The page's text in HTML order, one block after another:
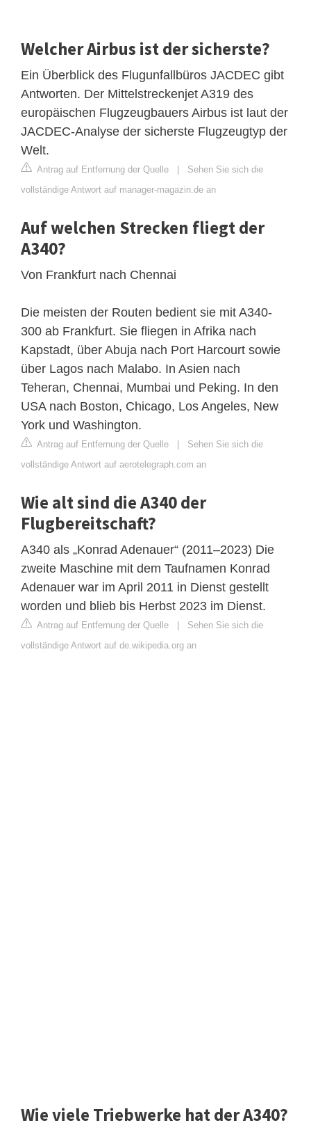
Welcher Airbus ist der sicherste?
Ein Überblick des Flugunfallbüros JACDEC gibt
Antworten. Der Mittelstreckenjet A319 des
europäischen Flugzeugbauers Airbus ist laut der
JACDEC-Analyse der sicherste Flugzeugtyp der
Welt.
Antrag auf Entfernung der Quelle | Sehen Sie sich die
vollständige Antwort auf manager-magazin.de an
Auf welchen Strecken fliegt der
A340?
Von Frankfurt nach Chennai
Die meisten der Routen bedient sie mit A340-
300 ab Frankfurt. Sie fliegen in Afrika nach
Kapstadt, über Abuja nach Port Harcourt sowie
über Lagos nach Malabo. In Asien nach
Teheran, Chennai, Mumbai und Peking. In den
USA nach Boston, Chicago, Los Angeles, New
York und Washington.
Antrag auf Entfernung der Quelle | Sehen Sie sich die
vollständige Antwort auf aerotelegraph.com an
Wie alt sind die A340 der
Flugbereitschaft?
A340 als „Konrad Adenauer“ (2011–2023) Die
zweite Maschine mit dem Taufnamen Konrad
Adenauer war im April 2011 in Dienst gestellt
worden und blieb bis Herbst 2023 im Dienst.
Antrag auf Entfernung der Quelle | Sehen Sie sich die
vollständige Antwort auf de.wikipedia.org an
Wie viele Triebwerke hat der A340?